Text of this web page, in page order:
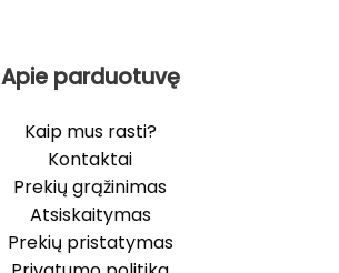
Apie parduotuvę
Kaip mus rasti?
Kontaktai
Prekių grąžinimas
Atsiskaitymas
Prekių pristatymas